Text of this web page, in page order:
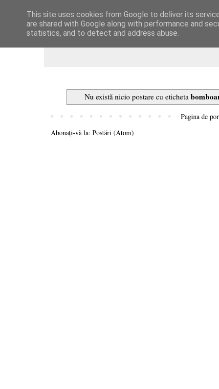
Dulcegarii culinare
Nu există nicio postare cu eticheta
Pagina de
Abonați-vă la: Postări (Atom)
This site uses cookies from Google to deliver its
are shared with Google along with performance and
statistics, and to detect and address abuse.